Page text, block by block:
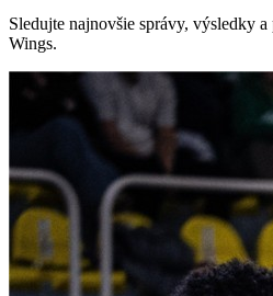
Sledujte najnovšie správy, výsledky
Wings.